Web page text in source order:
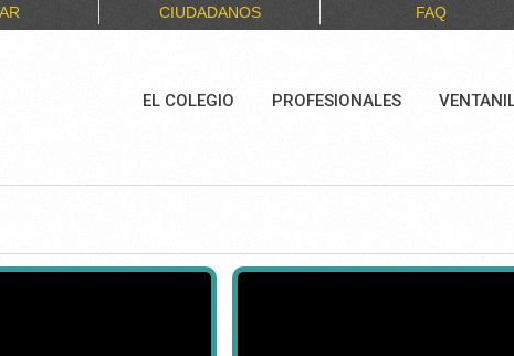
CIUDADANOS FAQ
EL COLEGIO PROFESIONALES